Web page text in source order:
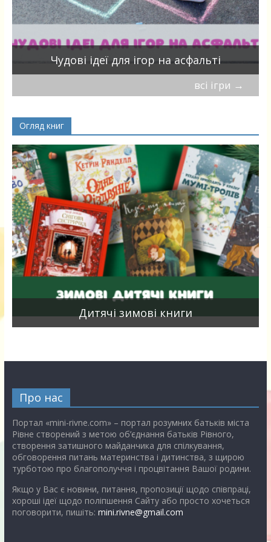
Чудові ідеї для ігор на асфальті
всі ігри →
Огляд книг
Дитячі зимові книги
Про нас
Портал «mini-rivne.com» – портал розумних батьків міста
Рівне створений з метою об’єднання батьків Рівного,
створення затишного майданчика для спілкування,
обговорення питань материнства і дитинства, з щирою
турботою про благополуччя і процвітання Вашої родини.
Якщо у Вас є новини, питання, пропозиції щодо співпраці,
хороші ідеї щодо поліпшення Сайту або просто хочеться
поговорити, пишіть: mini.rivne@gmail.com